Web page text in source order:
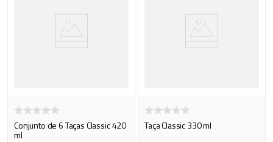
Conjunto de 6 Taças Classic 420
ml
Taça Classic 330 ml